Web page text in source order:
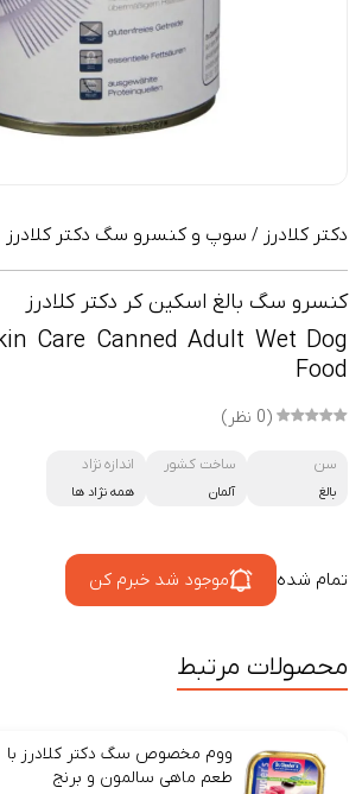
دکتر کلادرز / سوپ و کنسرو سگ دکتر کلادرز
کنسرو سگ بالغ اسکین کر دکتر کلادرز
Care Canned Adult Wet Dog
Food
(0 نظر)
سن
بالغ
ساخت کشور
آلمان
اندازه نژاد
همه نژاد ها
تمام شده موجود شد خبرم کن
محصولات مرتبط
ووم مخصوص سگ دکتر کلادرز با
طعم ماهی سالمون و برنج